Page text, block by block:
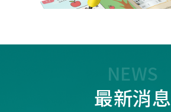
NEWS
最新消息